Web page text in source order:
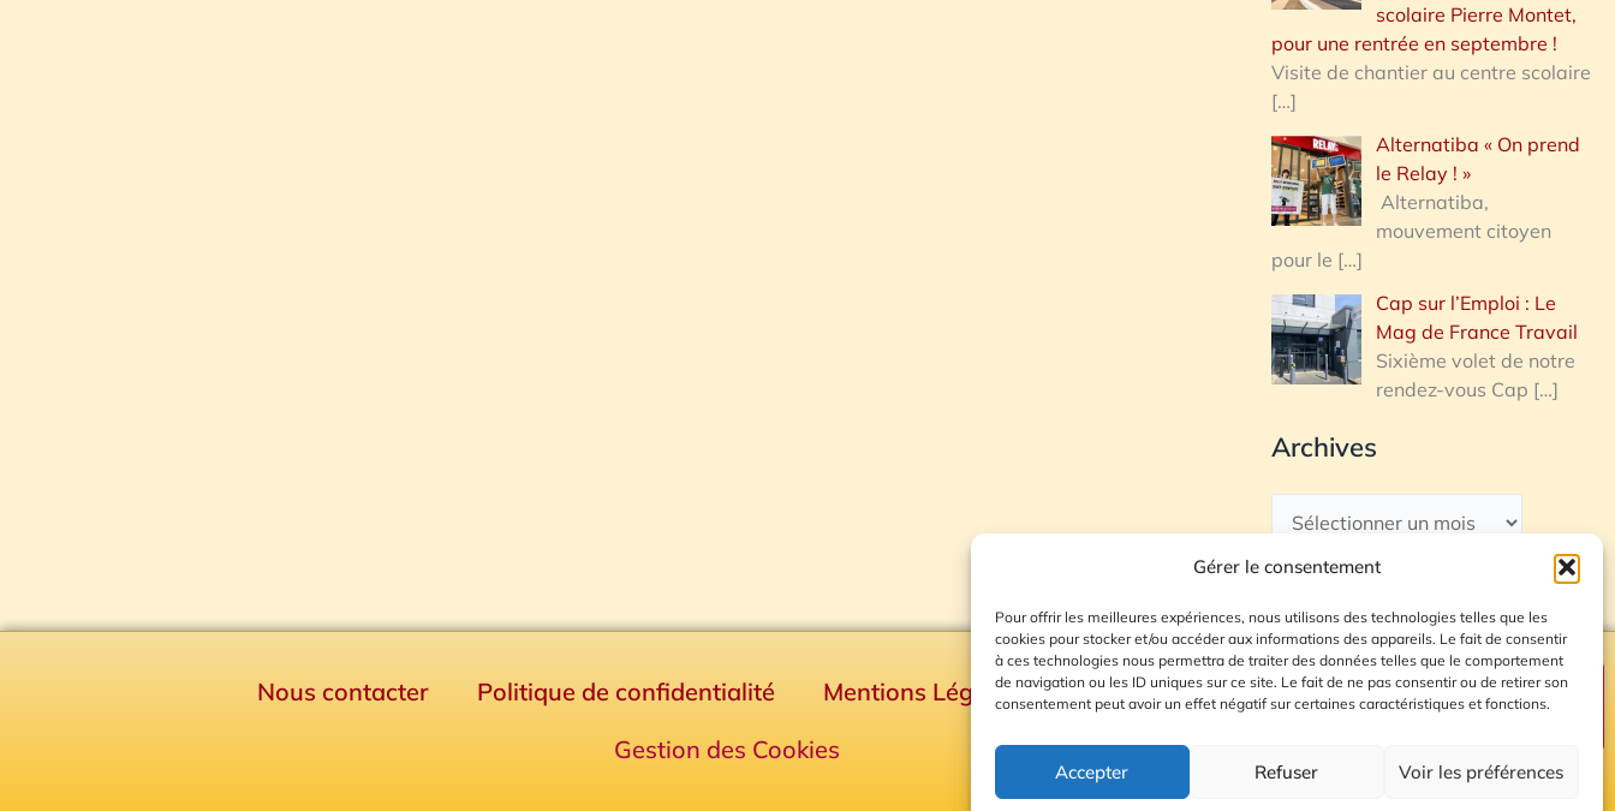
Gérer le consentement
Pour offrir les meilleures expériences, nous utilisons des technologies telles que les
cookies pour stocker et/ou accéder aux informations des appareils. Le fait de consentir
à ces technologies nous permettra de traiter des données telles que le comportement
de navigation ou les ID uniques sur ce site. Le fait de ne pas consentir ou de retirer son
consentement peut avoir un effet négatif sur certaines caractéristiques et fonctions.
Accepter Refuser Voir les préférences
scolaire Pierre Montet,
pour une rentrée en septembre !
Visite de chantier au centre scolaire
[…]
Alternatiba « On prend
le Relay ! »
Alternatiba,
mouvement citoyen
pour le […]
Cap sur l’Emploi : Le
Mag de France Travail
Sixième volet de notre
rendez-vous Cap […]
Archives
Nous contacter Politique de confidentialité Mentions Légales
Plan du site
Gestion des Cookies